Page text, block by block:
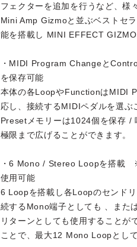
フェクターを追加を行うなど、様
Mini Amp Gizmoと並ぶベストセ
能を搭載し MINI EFFECT GIZMO
・MIDI Program Changeと
を保存可能
本体の各LoopやFunctionはMIDI
応し、接続するMIDIペダルを選ぶ
Presetメモリーは1024個を保存 /
極限まで広げることができます。
・6 Mono / Stereo Loopを搭載
使用可能
6 Loopを搭載し各Loopのセンド
続するMono端子としても 、また
リターンとしても使用すること
ことで、最大12 Mono Loopとし